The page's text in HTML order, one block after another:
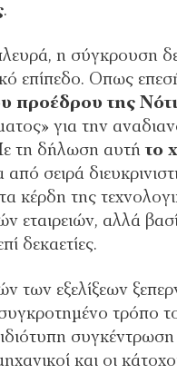
.
η σύγκρουση δεν
επίπεδο. Οπως
προέδρου της
για την
τη δήλωση αυτή το
από σειρά
κέρδη της
εταιρειών, αλλά
δεκαετίες.
των εξελίξεων
τρόπο
µηχανικοί και οι